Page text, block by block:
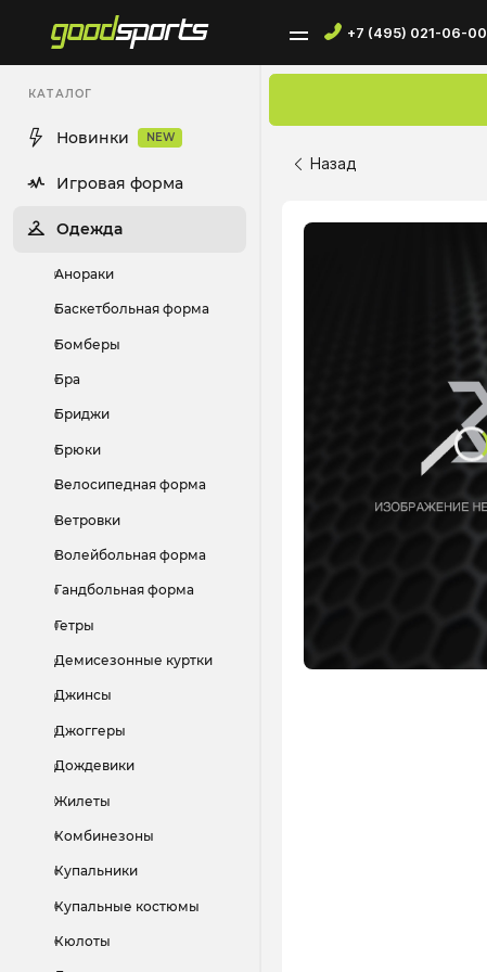
+7 (495) 021-06-00
КАТАЛОГ
Новинки NEW
Игровая форма
Одежда
Анораки
Баскетбольная форма
Бомберы
Бра
Бриджи
Брюки
Велосипедная форма
Ветровки
Волейбольная форма
Гандбольная форма
Гетры
Демисезонные куртки
Джинсы
Джоггеры
Дождевики
Жилеты
Комбинезоны
Купальники
Купальные костюмы
Кюлоты
Назад